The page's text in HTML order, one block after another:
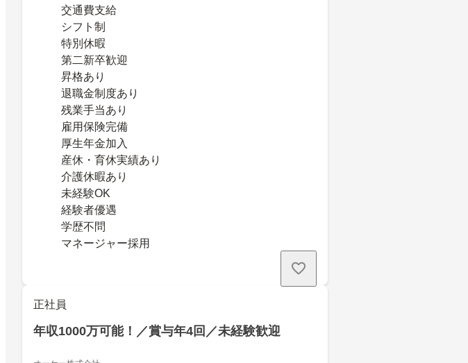
交通費支給
シフト制
特別休暇
第二新卒歓迎
昇格あり
退職金制度あり
残業手当あり
雇用保険完備
厚生年金加入
産休・育休実績あり
介護休暇あり
未経験OK
経験者優遇
学歴不問
マネージャー採用
正社員
年収1000万可能！／賞与年4回／未経験歓迎